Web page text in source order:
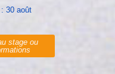
30 août
stage ou